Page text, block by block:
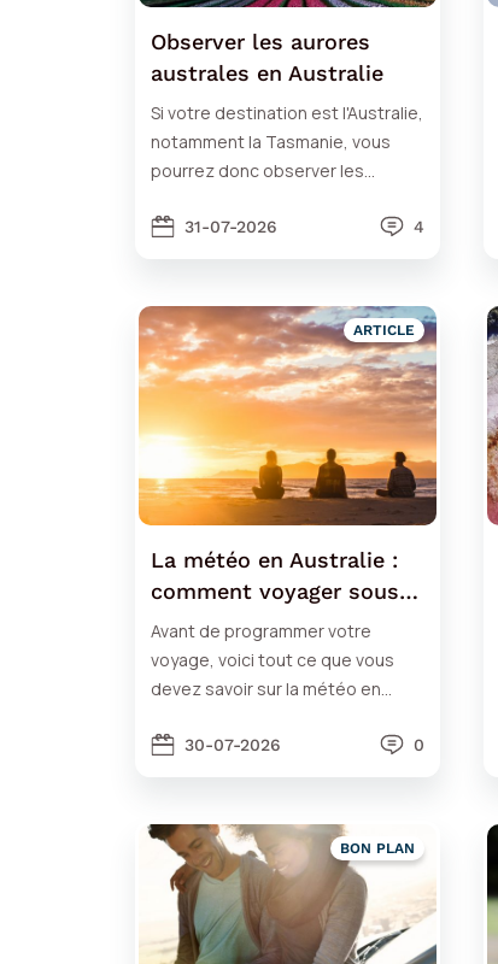
Observer les aurores
australes en Australie
Si votre destination est l'Australie,
notamment la Tasmanie, vous
pourrez donc observer les
31-07-2026 4
ARTICLE
La météo en Australie :
comment voyager sous
le soleil ?
Avant de programmer votre
voyage, voici tout ce que vous
devez savoir sur la météo en
pays.30-07-2026 0
BON PLAN